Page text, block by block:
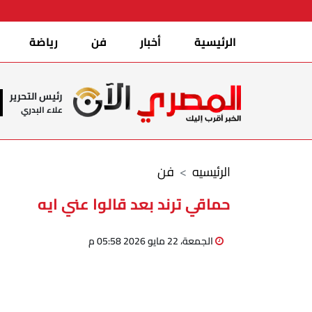
الرئيسية أخبار فن رياضة
رئيس التحرير
علاء البدري
فن الرئيسيه
حماقي ترند بعد قالوا عني ايه
الجمعة، 22 مايو 2026 05:58 م